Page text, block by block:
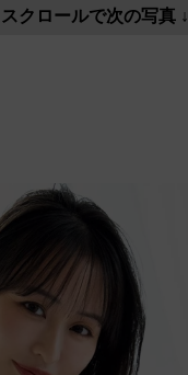
スクロールで次の写真 ↓